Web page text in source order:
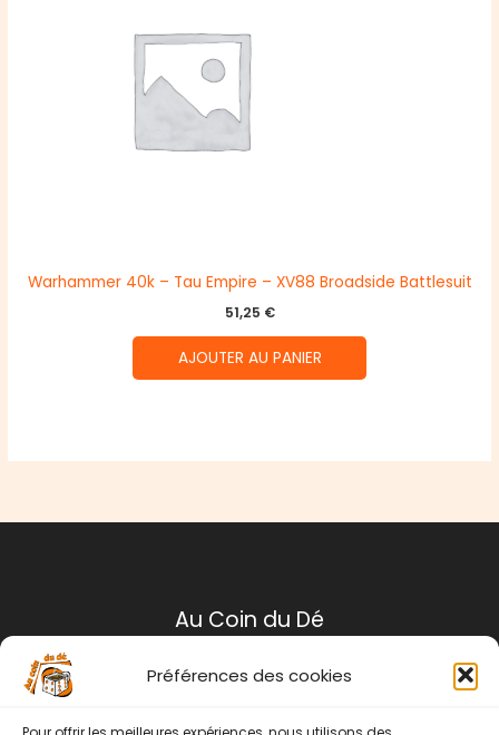
Préférences des cookies
Warhammer 40k – Tau Empire – XV88 Broadside Battlesuit
51,25 €
AJOUTER AU PANIER
Au Coin du Dé
Conditions générales de ventes